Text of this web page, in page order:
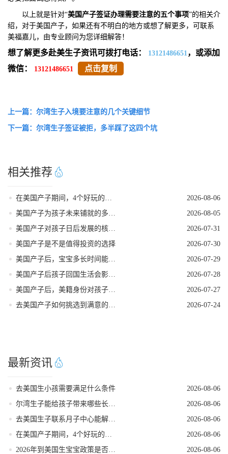
以上就是针对“美国产子签证办理需要注意的五个事项”的相关介
绍，对于美国产子，如果还有不明白的地方或想了解更多，可联系
美福嘉儿，由专业顾问为您详细解答！
想了解更多赴美生子资讯可拨打电话： 13121486651 ，或添加
微信：
13121486651 点击复制
上一篇：尔湾生子入境要注意的几个关键细节
下一篇：尔湾生子签证被拒，多半踩了这四个坑
相关推荐
2026-08-06
2026-08-05
2026-07-31
美国产子是不是值得投资的选择
2026-07-30
2026-07-29
2026-07-28
2026-07-27
2026-07-24
最新资讯
去美国生小孩需要满足什么条件
2026-08-06
2026-08-06
2026-08-06
2026-08-06
2026-08-06